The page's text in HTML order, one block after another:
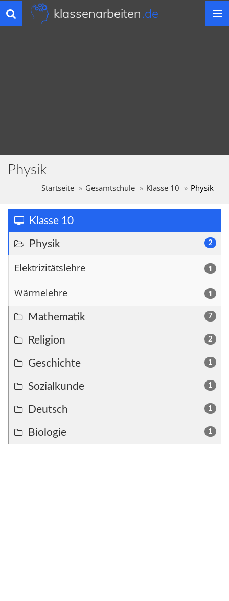
Toggle
navigation
klassenarbeiten.de
Physik
Startseite Gesamtschule Klasse 10 Physik
Klasse 10
2
Physik
1
Elektrizitätslehre
1
Wärmelehre
7
Mathematik
2
Religion
1
Geschichte
1
Sozialkunde
1
Deutsch
1
Biologie